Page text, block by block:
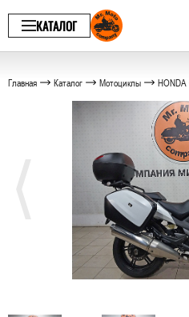
КАТАЛОГ
Главная Каталог Мотоциклы HONDA